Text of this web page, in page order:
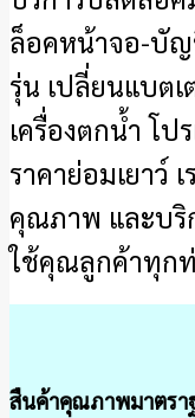
ล็อคหน้าจอ-บัญ
รุ่น เปลี่ยนแบต
เครื่องตกน้ำ โป
ราคาย่อมเยาว์
คุณภาพ และบริ
ใช้คุณลูกค้าทุก
สืนค้าคุณภาพมาตรา